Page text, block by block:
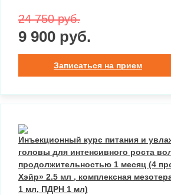
24 750 руб.
9 900 руб.
Записаться на прием
Инъекционный курс питания и
головы для интенсивного роста
продолжительностью 1 месяц (4
Хэйр» 2.5 мл , комплексная
1 мл, ПДРН 1 мл)